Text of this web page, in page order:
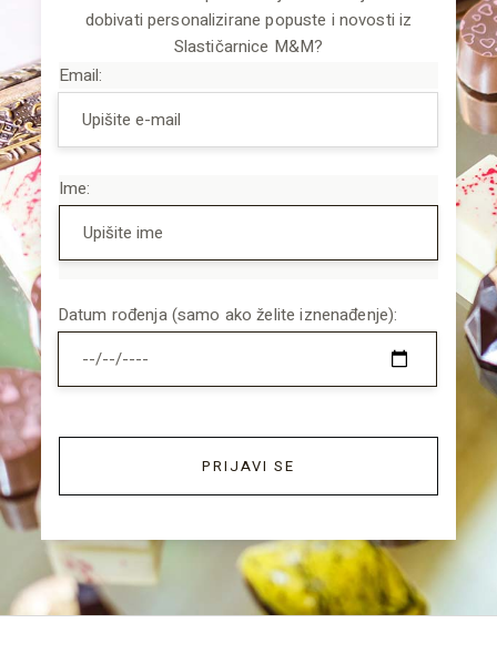
dobivati personalizirane popuste i novosti iz
Slastičarnice M&M?
Email:
Ime:
Datum rođenja (samo ako želite iznenađenje):
PRIJAVI SE